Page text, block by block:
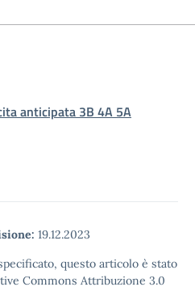
anticipata 3B 4A 5A
19.12.2023
questo articolo è stato
Commons Attribuzione 3.0